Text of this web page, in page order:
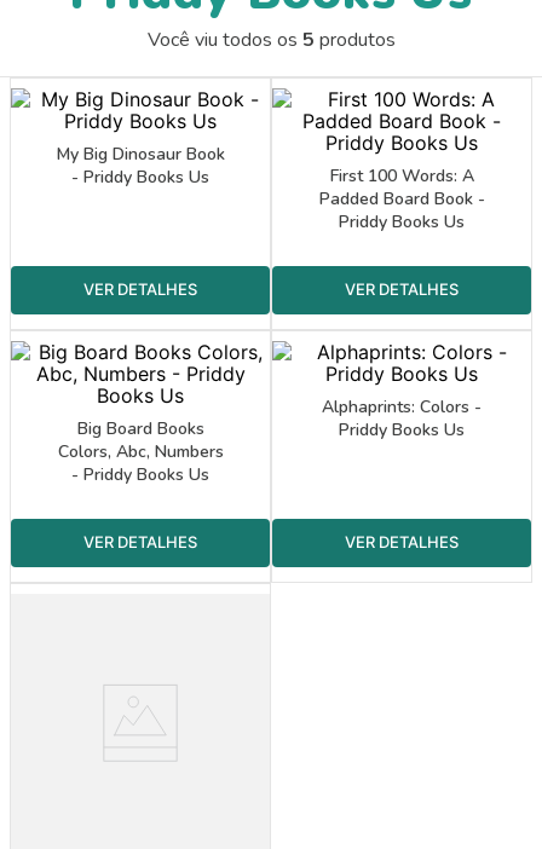
Você viu todos os 5 produtos
My Big Dinosaur Book
- Priddy Books Us
First 100 Words: A
Padded Board Book -
Priddy Books Us
Big Board Books
Colors, Abc, Numbers
- Priddy Books Us
Alphaprints: Colors -
Priddy Books Us